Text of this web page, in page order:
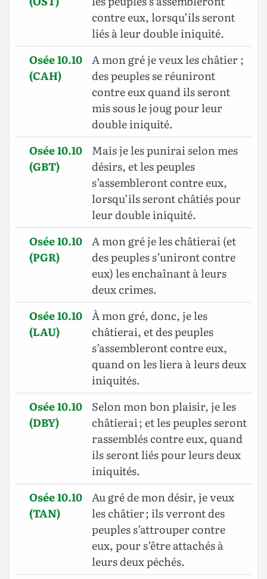
contre eux, lorsqu’ils seront
liés à leur double iniquité.
Osée 10.10
(CAH)
A mon gré je veux les châtier ;
des peuples se réuniront
contre eux quand ils seront
mis sous le joug pour leur
double iniquité.
Osée 10.10
(GBT)
Mais je les punirai selon mes
désirs, et les peuples
s’assembleront contre eux,
lorsqu’ils seront châtiés pour
leur double iniquité.
Osée 10.10
(PGR)
A mon gré je les châtierai (et
des peuples s’uniront contre
eux) les enchaînant à leurs
deux crimes.
Osée 10.10
(LAU)
À mon gré, donc, je les
châtierai, et des peuples
s’assembleront contre eux,
quand on les liera à leurs deux
iniquités.
Osée 10.10
(DBY)
Selon mon bon plaisir, je les
châtierai ; et les peuples seront
rassemblés contre eux, quand
ils seront liés pour leurs deux
iniquités.
Osée 10.10
(TAN)
Au gré de mon désir, je veux
les châtier ; ils verront des
peuples s’attrouper contre
eux, pour s’être attachés à
leurs deux péchés.